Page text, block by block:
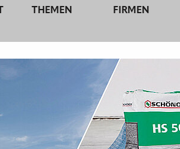
THEMEN FIRMEN